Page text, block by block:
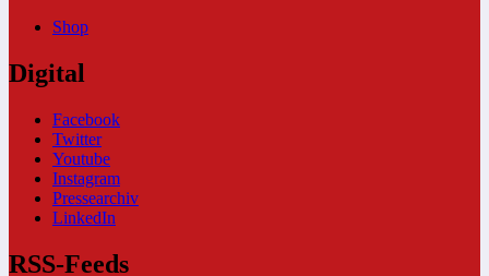
Shop
Digital
Facebook
Twitter
Youtube
Instagram
Pressearchiv
LinkedIn
RSS-Feeds